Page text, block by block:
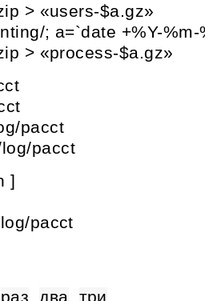
> «users-$a.gz»
; a=`date +%Y-
> «process-$a.gz»
pacct
pacct
]
pacct
раз,два, три.